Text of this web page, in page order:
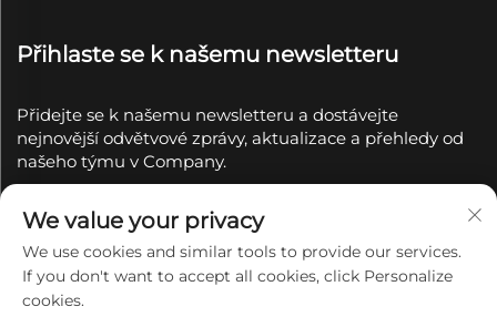
Přihlaste se k našemu newsletteru
Přidejte se k našemu newsletteru a dostávejte
nejnovější odvětvové zprávy, aktualizace a přehledy od
našeho týmu v Company.
Copyright © 2025 společností Chaozhou Qianyue
Ceramics Co., Ltd.
We value your privacy
We use cookies and similar tools to provide our services.
If you don't want to accept all cookies, click Personalize
cookies.